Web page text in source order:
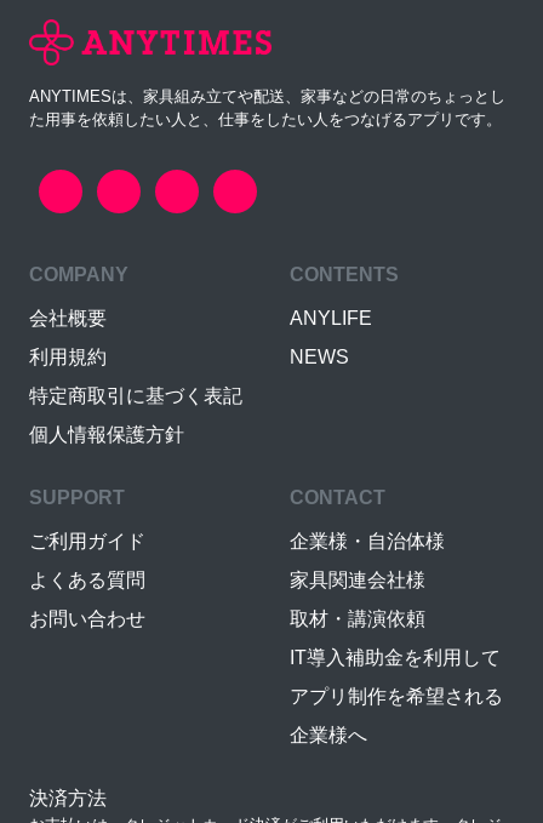
ANYTIMESは、家具組み立てや配送、家事などの日常のちょっとし
た用事を依頼したい人と、仕事をしたい人をつなげるアプリです。
COMPANY
会社概要
利用規約
特定商取引に基づく表記
個人情報保護方針
CONTENTS
ANYLIFE
NEWS
SUPPORT
ご利用ガイド
よくある質問
お問い合わせ
CONTACT
企業様・自治体様
家具関連会社様
取材・講演依頼
IT導入補助金を利用して
アプリ制作を希望される
企業様へ
決済方法